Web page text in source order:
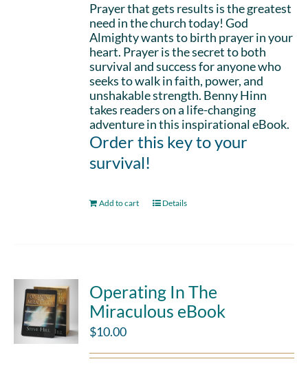
Prayer that gets results is the greatest
need in the church today! God
Almighty wants to birth prayer in your
heart. Prayer is the secret to both
survival and success for anyone who
seeks to walk in faith, power, and
unshakable strength. Benny Hinn
takes readers on a life-changing
adventure in this inspirational eBook.
Order this key to your
survival!
Add to cart Details
Operating In The
Miraculous eBook
$10.00